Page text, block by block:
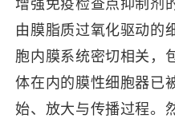
增强免疫检查点抑制剂
由膜脂质过氧化驱动的
胞内膜系统密切相关，
体在内的膜性细胞器已
始、放大与传播过程。